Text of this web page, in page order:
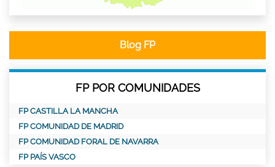
Blog FP
FP POR COMUNIDADES
FP CASTILLA LA MANCHA
FP COMUNIDAD DE MADRID
FP COMUNIDAD FORAL DE NAVARRA
FP PAÍS VASCO